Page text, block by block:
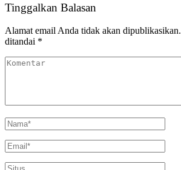
Tinggalkan Balasan
Alamat email Anda tidak akan dipublikasikan.
ditandai *